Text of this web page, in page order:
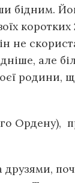
бідним.
не
але
Ордену),